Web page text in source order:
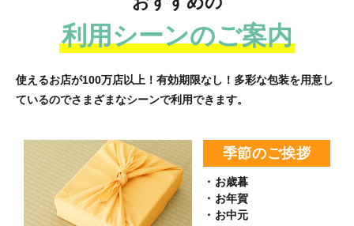
利用シーンのご案内
使えるお店が100万店以上！有効期限なし！多彩な包装を用意し
ているのでさまざまなシーンで利用できます。
季節のご挨拶
・お歳暮
・お年賀
・お中元